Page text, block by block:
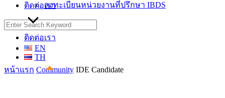
ลงทะเบียนหน่วยงานที่ปรึกษา IBDS
ติดต่อเรา
EN
TH
ติดต่อเรา
Search
for:
หน้าแรก Community IDE Candidate